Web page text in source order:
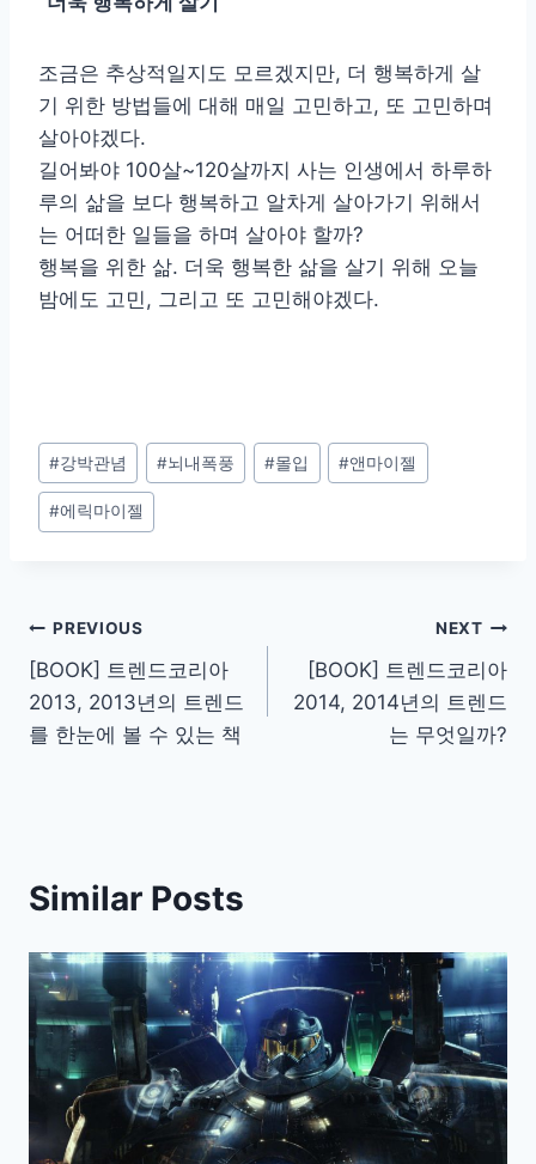
조금은 추상적일지도 모르겠지만, 더 행복하게 살
기 위한 방법들에 대해 매일 고민하고, 또 고민하며
살아야겠다.
길어봐야 100살~120살까지 사는 인생에서 하루하
루의 삶을 보다 행복하고 알차게 살아가기 위해서
는 어떠한 일들을 하며 살아야 할까?
행복을 위한 삶. 더욱 행복한 삶을 살기 위해 오늘
밤에도 고민, 그리고 또 고민해야겠다.
Post
Tags:
#강박관념 #뇌내폭풍 #몰입 #앤마이젤
#에릭마이젤
Post
navigation
PREVIOUS
[BOOK] 트렌드코리아
2013, 2013년의 트렌드
를 한눈에 볼 수 있는 책
NEXT
[BOOK] 트렌드코리아
2014, 2014년의 트렌드
는 무엇일까?
Similar Posts